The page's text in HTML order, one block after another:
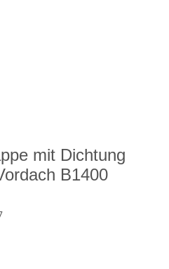
mit Dichtung
B1400